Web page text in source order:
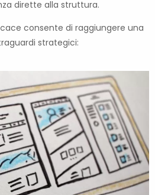
dirette alla struttura.
consente di raggiungere una
strategici: